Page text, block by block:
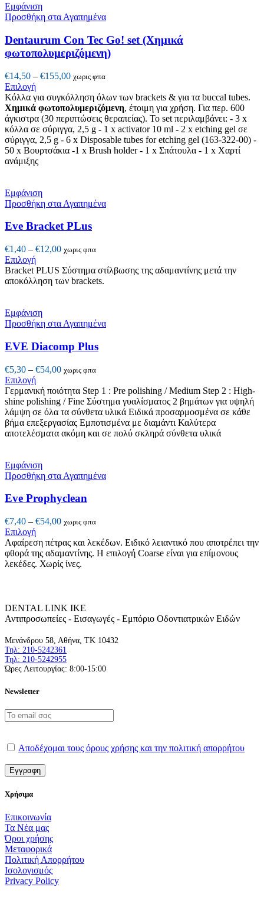
μπορούν
να
στη
σελίδα
του
Εμφάνιση
Προσθήκη στα Αγαπημένα
Dentaurum Con Tec Go! set (Χημικά
φωτοπολυμεριζόμενη)
€14,50 – €155,00Price
€14,50
through
€155,00
χωρις φπα
ΕπιλογήΑυτό
το
προϊόν
έχει
πολλαπλές
παραλλαγές.
Οι
επιλογές
επιλεγούν
στη
του
Κόλλα για συγκόλληση όλων των brackets & για τα buccal tubes.
Χημικά φωτοπολυμεριζόμενη, έτοιμη για χρήση. Για περ. 600
άγκιστρα (30 περιπτώσεις θεραπείας). Το set περιλαμβάνει: - 3 x
κόλλα σε σύριγγα, 2,5 g - 1 x activator 10 ml - 2 x etching gel σε
σύριγγα, 2,5 g - 6 x Disposable tubes for etching gel (163-322-00) -
50 x Βουρτσάκια -1 x Brush holder - 1 x Σπάτουλα - 1 x Χαρτί
ανάμιξης
Εμφάνιση
Προσθήκη στα Αγαπημένα
Eve Bracket PLus
€1,40 – €12,00Price
€1,40
through
χωρις φπα
ΕπιλογήΑυτό
το
προϊόν
παραλλαγές.
Οι
μπορούν
να
επιλεγούν
στη
σελίδα
του
προϊόντος
Bracket PLUS Σύστημα στίλβωσης της αδαμαντίνης μετά την
αποκόλληση των brackets.
Εμφάνιση
Προσθήκη στα Αγαπημένα
EVE Diacomp Plus
€5,30 – €54,00Price
€5,30
through
€54,00
χωρις φπα
ΕπιλογήΑυτό
το
προϊόν
έχει
πολλαπλές
παραλλαγές.
μπορούν
να
στη
σελίδα
του
προϊόντος
Γερμανική ποιότητα Step 1 : Pre polishing / Medium Step 2 : High-
shine polishing / Fine Σύστημα γυαλίσματος 2 βημάτων για υψηλή
λάμψη σε όλα τα σύνθετα υλικά Ειδικά προσαρμοσμένα σε κάθε
βήμα επεξεργασίας Εμποτισμένα με διαμάντι Καλύτερα
αποτελέσματα ακόμη και σε πολύ σκληρά σύνθετα υλικά
Εμφάνιση
Προσθήκη στα Αγαπημένα
Eve Prophyclean
€7,40 – €54,00Price
€7,40
through
€54,00
χωρις φπα
ΕπιλογήΑυτό
το
προϊόν
έχει
επιλογές
μπορούν
επιλεγούν
στη
σελίδα
του
Αφαίρεση πέτρας και λεκέδων. Ειδικό λειαντικό που αποτρέπει την
φθορά της αδαμαντίνης. Η επιλογή Coarse είναι για επίμονους
λεκέδες. Χωρίς ίνες.
DENTAL LINK ΙΚΕ
Αντιπροσωπείες - Εισαγωγές - Εμπόριο Οδοντιατρικών Ειδών
Μενάνδρου 58, Αθήνα, ΤΚ 10432
Τηλ: 210-5242361
Τηλ: 210-5242955
Ώρες Λειτουργίας: 8:00-15:00
Newsletter
Αποδέχομαι τους όρους χρήσης και την πολιτική απορρήτου
Χρήσιμα
Επικοινωνία
Τα Νέα μας
Όροι χρήσης
Μεταφορικά
Πολιτική Απορρήτου
Ισολογισμός
Privacy Policy